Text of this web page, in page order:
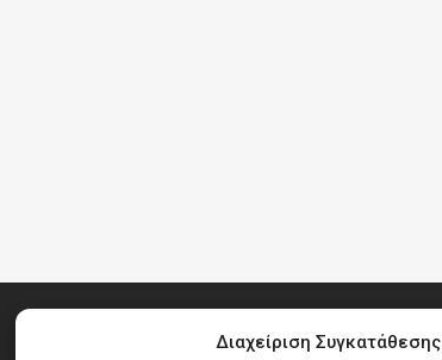
Διαχείριση Συγκατάθεσης